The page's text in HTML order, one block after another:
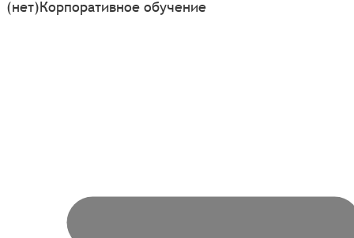
(нет)Корпоративное обучение